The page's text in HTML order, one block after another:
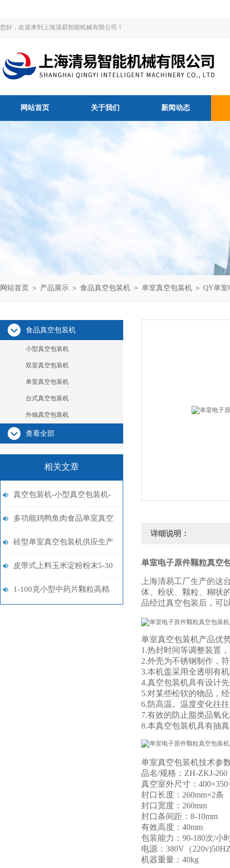
您好，欢迎来到上海清易智能机械有限公司！
网站首页 关于我们 新闻动态
网站首页 ＞ 产品展示 ＞ 食品真空包装机 ＞ 单室真空包装机 ＞ QY单
食品真空包装机
小型真空包装机
双室真空包装机
单室真空包装机
台式真空包装机
外抽真空包装机
查看全部
相关文章
真空包装机-小型真空包装机-
食品真空包装机厂家
多功能鸡鸭鱼肉食品单室真空
包装机价格
砖型单室真空包装机供应生产
厂家
皮带式上料玉米淀粉粉末5-30
公斤包装秤品牌
1-100克小型中药片颗粒高精
详细说明：
单室电子原件颗粒真空
上海清易工厂生产的这
体、粉状、颗粒、糊状
品经过真空包装后，可
单室真空包装机产品优
1.热封时间等调整装置
2.外壳为不锈钢制作，
3.本机盖采用全透明有
4.真空包装机具有设计
5.对某些松软的物品，
6.防高温。温度变化往
7.有效的防止脂类品氧
8.本真空包装机具有抽
单室真空包装机技术参
品名/规格：ZH-ZKJ-260
真空室外尺寸：
封口长度：260mm×2条
封口宽度：260mm
封口条间距：8-10mm
有效高度：40mm
包装能力：90-180次/小
电源：380V（
机器重量：40kg